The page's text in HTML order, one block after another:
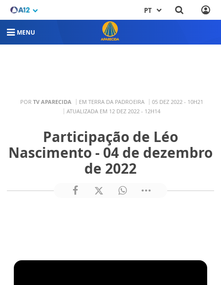
PT
MENU
POR TV APARECIDA EM TERRA DA PADROEIRA
05 DEZ 2022 - 10H21
ATUALIZADA EM 12 DEZ 2022 - 12H14
Participação de Léo
Nascimento - 04 de dezembro
de 2022